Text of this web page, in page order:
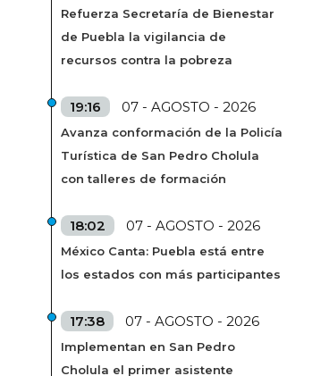
Refuerza Secretaría de Bienestar
de Puebla la vigilancia de
recursos contra la pobreza
19:16 07 - AGOSTO - 2026
Avanza conformación de la Policía
Turística de San Pedro Cholula
con talleres de formación
18:02 07 - AGOSTO - 2026
México Canta: Puebla está entre
los estados con más participantes
17:38 07 - AGOSTO - 2026
Implementan en San Pedro
Cholula el primer asistente